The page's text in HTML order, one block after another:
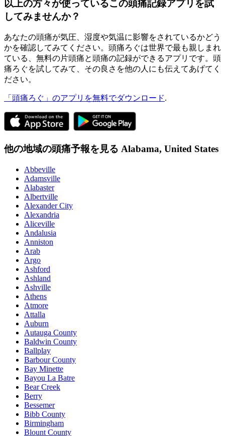
以上の方々が使っているこの頭痛記録アプリを試
してみませんか？
あなたの頭痛が気圧、湿度や気温に影響をされているかどう
かを確認してみてください。頭痛ろぐは世界で最も親しまれ
ている、無料の片頭痛と頭痛の記録ができるアプリです。頭
痛ろぐを試してみて、その良さを他の人にも伝えてあげてく
ださい。
「頭痛ろぐ」のアプリを無料でダウンロード.
他の地域の頭痛予報を見る Alabama, United States
Abbeville
Adamsville
Alabaster
Albertville
Alexander City
Alexandria
Aliceville
Andalusia
Anniston
Arab
Argo
Ashford
Ashland
Ashville
Athens
Atmore
Attalla
Auburn
Autauga County
Baldwin County
Ballplay
Barbour County
Bay Minette
Bayou La Batre
Bear Creek
Berry
Bessemer
Bibb County
Birmingham
Blount County